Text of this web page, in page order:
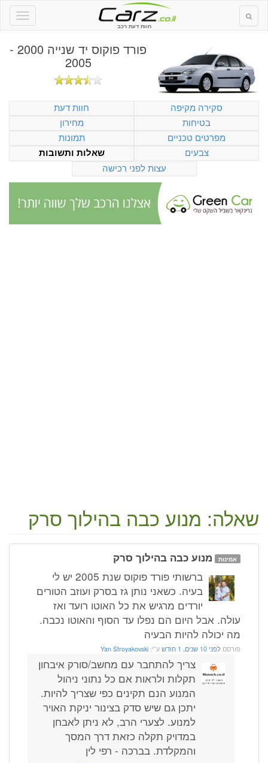
חוות דעת רכב
פורד פוקוס יד שנייה 2000 -
2005
סקירה מקיפה
חוות דעת
בטיחות
מחירון
מפרטים טכניים
תמונות
צבעים
שאלות ותשובות
עצות לפני רכישה
שאלה: מנוע כבה בהילוך סרק
אמינות מנוע כבה בהילוך סרק
ברשותי פורד פוקוס שנת 2005 יש לי
בעיה. כשאני נותן גז בסרק ועוזב הטורים
יורדים מרגיש את כל האוטו רועד ואז
עולה. אבל היום הם נפלו עד הסוף והאוטו נכבה.
מה יכולה להיות הבעיה
פורסם לפני 10 שנים, 1 חודש ע"י: Yan Stroyakovski
צריך להתחבר עם מחשב/סורק איבחון
תקלות ולראות אם כל נתוני ניהול
המנוע הנם תקינים כפי שצריך להיות.
יתכן גם שיש סדק בצינור יניקת האויר
למנוע. לצערי הרב, לא ניתן לאבחן
במדויק תקלה כזאת דרך המסך
והמקלדת. בברכה - רפי לין